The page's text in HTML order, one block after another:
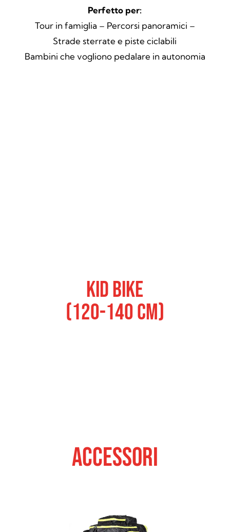
Perfetto per:
Tour in famiglia – Percorsi panoramici –
Strade sterrate e piste ciclabili
Bambini che vogliono pedalare in autonomia
Kid Bike
(120-140 cm)
ACCESSORI